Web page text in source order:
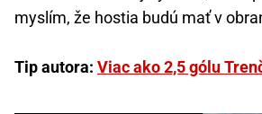
myslím, že hostia budú mať v
Tip autora: Viac ako 2,5 gólu